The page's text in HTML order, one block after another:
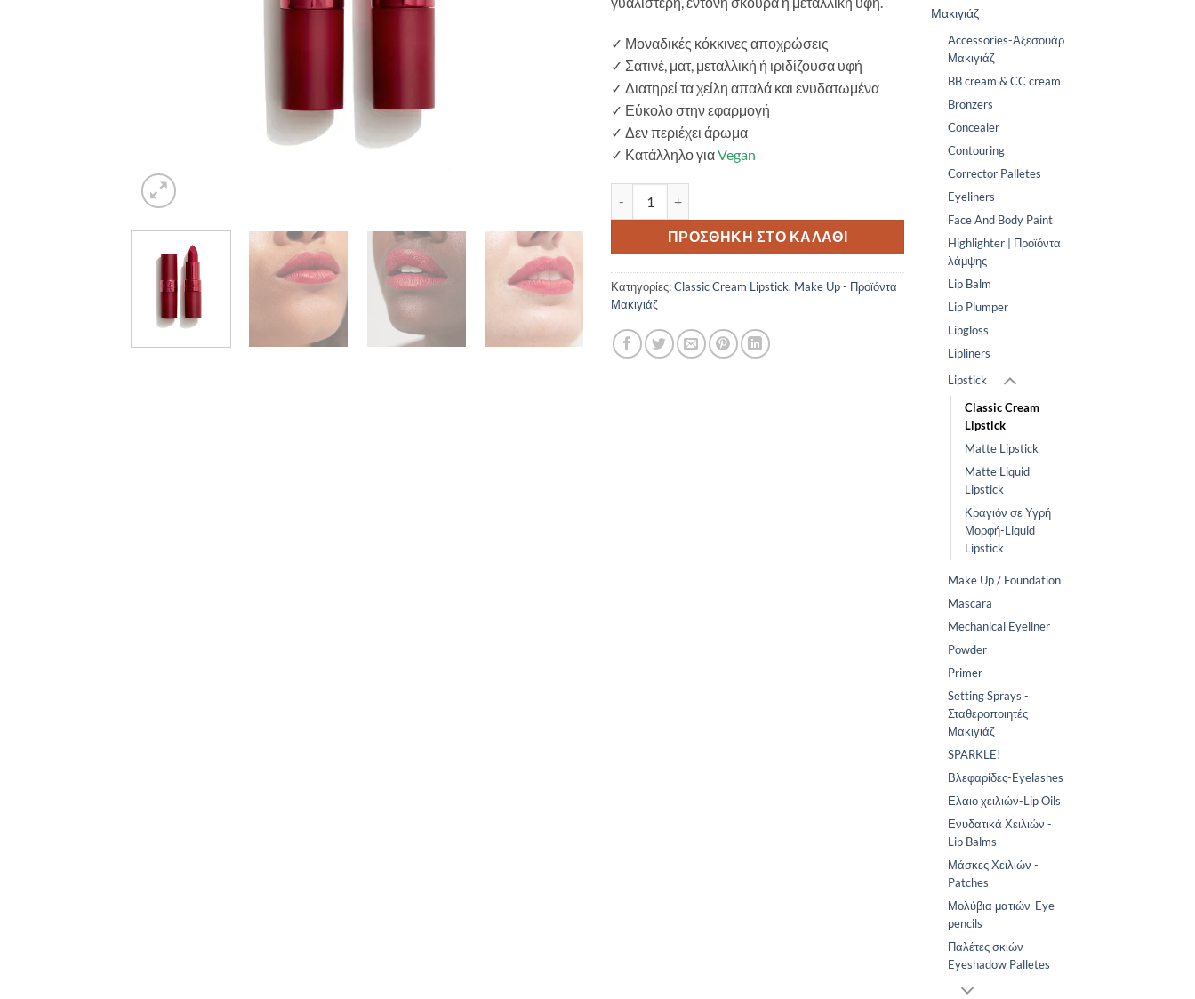
✓ Μοναδικές κόκκινες αποχρώσεις
✓ Σατινέ, ματ, μεταλλική ή ιριδίζουσα υφή
✓ Διατηρεί τα χείλη απαλά και ενυδατωμένα
✓ Εύκολο στην εφαρμογή
✓ Δεν περιέχει άρωμα
✓ Κατάλληλο γιαVegan
ΠΡΟΣΘΉΚΗ ΣΤΟ ΚΑΛΆΘΙ
Κατηγορίες:Classic Cream Lipstick, Make Up - Προϊόντα
Μακιγιάζ
Μακιγιάζ
Accessories-Αξεσουάρ
Μακιγιάζ
BB cream & CC cream
Bronzers
Concealer
Contouring
Corrector Palletes
Eyeliners
Face And Body Paint
Highlighter | Προϊόντα
λάμψης
Lip Balm
Lip Plumper
Lipgloss
Lipliners
Lipstick
Classic Cream
Lipstick
Matte Lipstick
Matte Liquid
Lipstick
Κραγιόν σε Υγρή
Μορφή-Liquid
Lipstick
Make Up / Foundation
Mascara
Mechanical Eyeliner
Powder
Primer
Setting Sprays -
Σταθεροποιητές
Μακιγιάζ
SPARKLE!
Βλεφαρίδες-Eyelashes
Ελαιο χειλιών-Lip Oils
Ενυδατικά Χειλιών -
Lip Balms
Μάσκες Χειλιών -
Patches
Μολύβια ματιών-Eye
pencils
Παλέτες σκιών-
Eyeshadow Palletes